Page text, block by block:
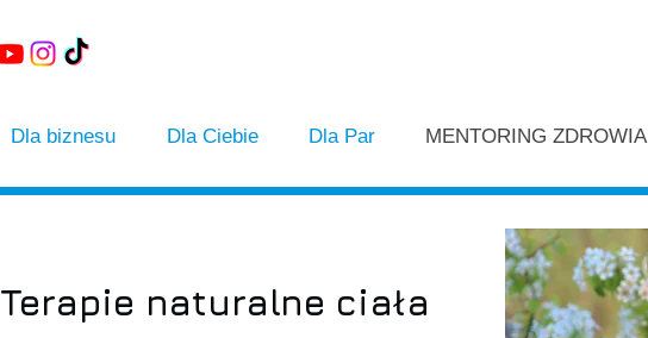
Dla biznesu Dla Ciebie Dla Par MENTORING ZDROWIA
Terapie naturalne ciała